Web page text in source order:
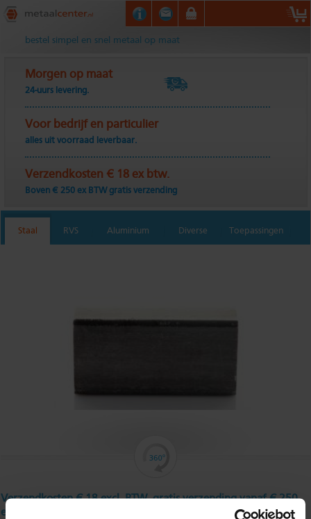
Metaalcenter.nl
bestel simpel en snel metaal op maat
Morgen op maat
24-uurs levering.
Voor bedrijf en particulier
alles uit voorraad leverbaar.
Verzendkosten € 18 ex btw.
Boven € 250 ex BTW gratis verzending
Staal RVS Aluminium Diverse Toepassingen
Verzendkosten € 18 excl. BTW, gratis verzending vanaf € 250
excl. BTW